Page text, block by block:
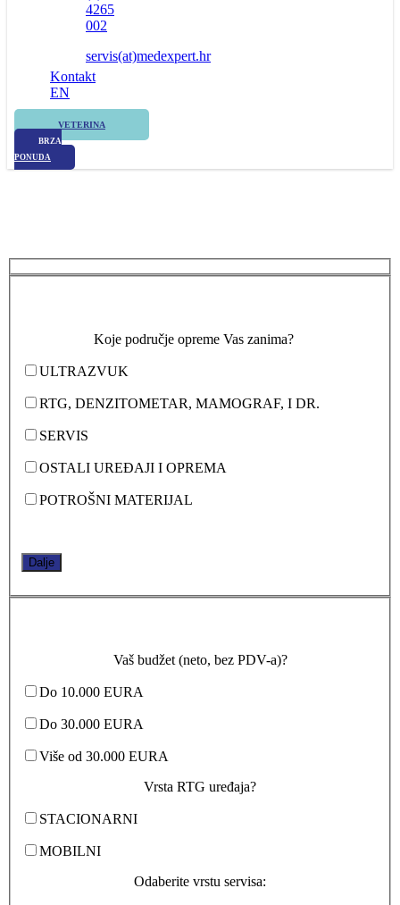
4265
002
servis(at)medexpert.hr
Kontakt
EN
VETERINA
BRZA
PONUDA
Koje područje opreme Vas zanima?
ULTRAZVUK
RTG, DENZITOMETAR, MAMOGRAF, I DR.
SERVIS
OSTALI UREĐAJI I OPREMA
POTROŠNI MATERIJAL
Dalje
Vaš budžet (neto, bez PDV-a)?
Do 10.000 EURA
Do 30.000 EURA
Više od 30.000 EURA
Vrsta RTG uređaja?
STACIONARNI
MOBILNI
Odaberite vrstu servisa: